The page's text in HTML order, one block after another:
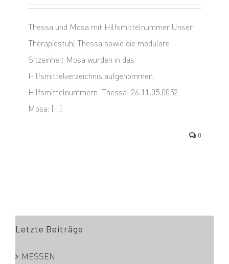
Thessa und Mosa mit Hilfsmittelnummer Unser
Therapiestuhl Thessa sowie die modulare
Sitzeinheit Mosa wurden in das
Hilfsmittelverzeichnis aufgenommen.
Hilfsmittelnummern Thessa: 26.11.05.0052
Mosa: [...]
0
Letzte Beiträge
MESSEN